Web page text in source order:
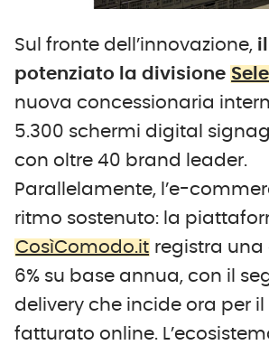
Sul fronte dell’innovazione,
potenziato la divisione
nuova concessionaria
5.300 schermi digital
con oltre 40 brand leader.
Parallelamente, l’e-
ritmo sostenuto: la
CosìComodo.it registra una
6% su base annua, con il
delivery che incide ora per il
fatturato online.